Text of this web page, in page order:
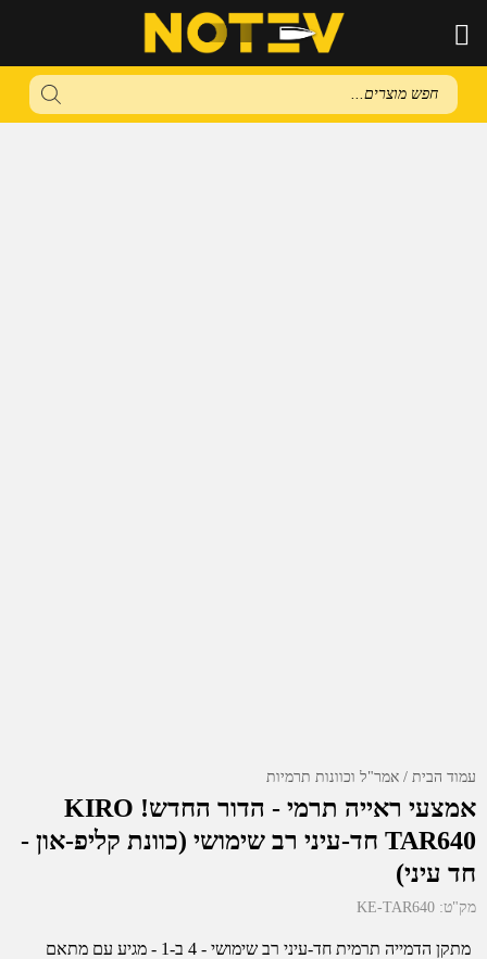
Products
search
עמוד הבית אמר"ל וכוונות תרמיות
אמצעי ראייה תרמי - הדור החדש! KIRO
TAR640 חד-עיני רב שימושי (כוונת קליפ-און -
חד עיני)
מק"ט: KE-TAR640
מתקן הדמייה תרמית חד-עיני רב שימושי - 4 ב-1 - מגיע עם מתאם